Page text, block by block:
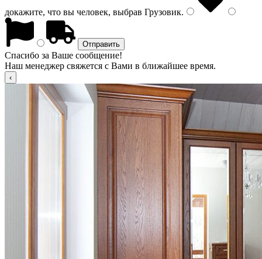
докажите, что вы человек, выбрав Грузовик.
Спасибо за Ваше сообщение!
Наш менеджер свяжется с Вами в ближайшее время.